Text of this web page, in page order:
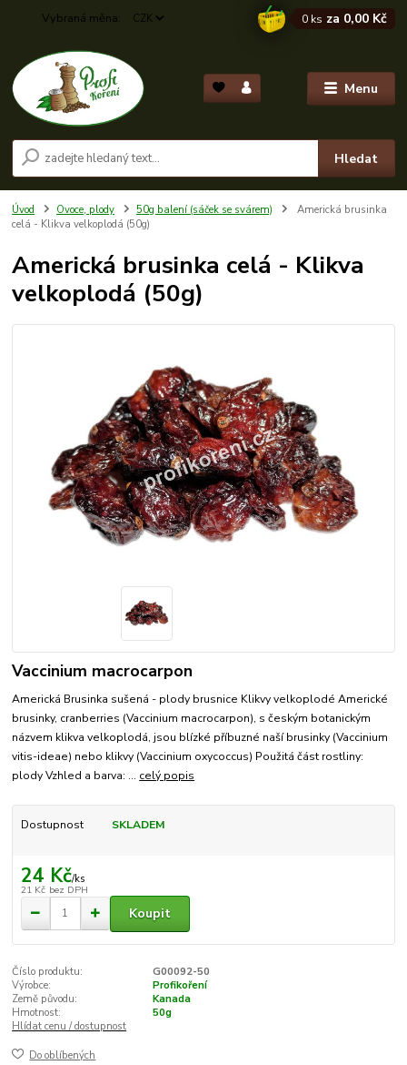
Menu
CZK
Hledat
0 ks za 0,00 Kč
Úvod Ovoce, plody 50g balení (sáček se svárem)
Americká brusinka
celá - Klikva velkoplodá (50g)
Americká brusinka celá - Klikva
velkoplodá (50g)
Vaccinium macrocarpon
Americká Brusinka sušená - plody brusnice Klikvy velkoplodé Americké
brusinky, cranberries (Vaccinium macrocarpon), s českým botanickým
názvem klikva velkoplodá, jsou blízké příbuzné naší brusinky (Vaccinium
vitis-ideae) nebo klikvy (Vaccinium oxycoccus) Použitá část rostliny:
plody Vzhled a barva: ... celý popis
Dostupnost SKLADEM
24 Kč/ks
21 Kč bez DPH
Koupit
Číslo produktu:
G00092-50
Výrobce:
Profikoření
Země původu:
Kanada
Hmotnost:
50g
Hlídat cenu / dostupnost
Do oblíbených